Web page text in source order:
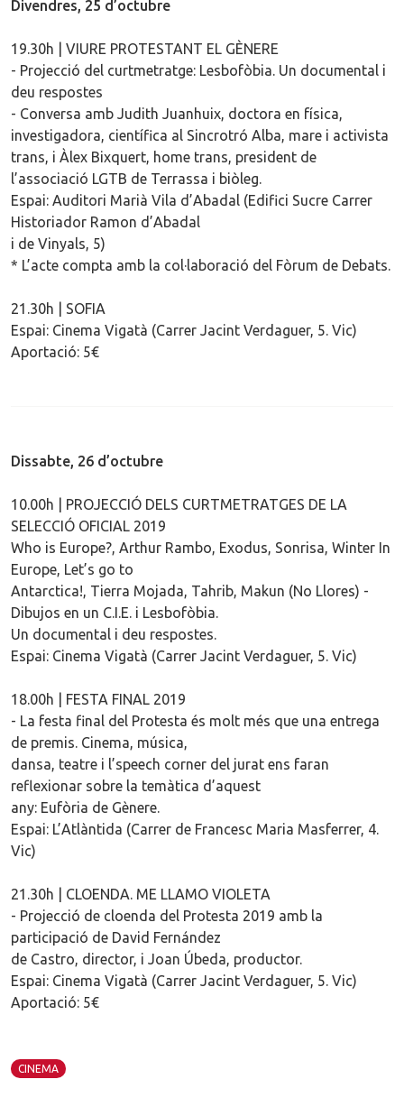
Divendres, 25 d’octubre
19.30h | VIURE PROTESTANT EL GÈNERE
- Projecció del curtmetratge: Lesbofòbia. Un documental i
deu respostes
- Conversa amb Judith Juanhuix, doctora en física,
investigadora, científica al Sincrotró Alba, mare i activista
trans, i Àlex Bixquert, home trans, president de
l’associació LGTB de Terrassa i biòleg.
Espai: Auditori Marià Vila d’Abadal (Edifici Sucre Carrer
Historiador Ramon d’Abadal
i de Vinyals, 5)
* L’acte compta amb la col·laboració del Fòrum de Debats.
21.30h | SOFIA
Espai: Cinema Vigatà (Carrer Jacint Verdaguer, 5. Vic)
Aportació: 5€
Dissabte, 26 d’octubre
10.00h | PROJECCIÓ DELS CURTMETRATGES DE LA
SELECCIÓ OFICIAL 2019
Who is Europe?, Arthur Rambo, Exodus, Sonrisa, Winter In
Europe, Let’s go to
Antarctica!, Tierra Mojada, Tahrib, Makun (No Llores) -
Dibujos en un C.I.E. i Lesbofòbia.
Un documental i deu respostes.
Espai: Cinema Vigatà (Carrer Jacint Verdaguer, 5. Vic)
18.00h | FESTA FINAL 2019
- La festa final del Protesta és molt més que una entrega
de premis. Cinema, música,
dansa, teatre i l’speech corner del jurat ens faran
reflexionar sobre la temàtica d’aquest
any: Eufòria de Gènere.
Espai: L’Atlàntida (Carrer de Francesc Maria Masferrer, 4.
Vic)
21.30h | CLOENDA. ME LLAMO VIOLETA
- Projecció de cloenda del Protesta 2019 amb la
participació de David Fernández
de Castro, director, i Joan Úbeda, productor.
Espai: Cinema Vigatà (Carrer Jacint Verdaguer, 5. Vic)
Aportació: 5€
CINEMA